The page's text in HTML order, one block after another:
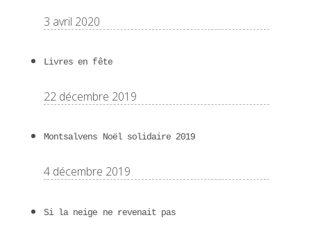
3 avril 2020
Livres en fête
22 décembre 2019
Montsalvens Noël solidaire 2019
4 décembre 2019
Si la neige ne revenait pas